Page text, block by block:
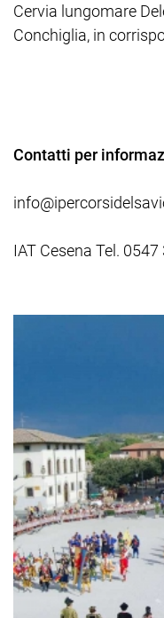
Cervia lungomare
Conchiglia, in
Contatti per
IAT Cesena Tel.